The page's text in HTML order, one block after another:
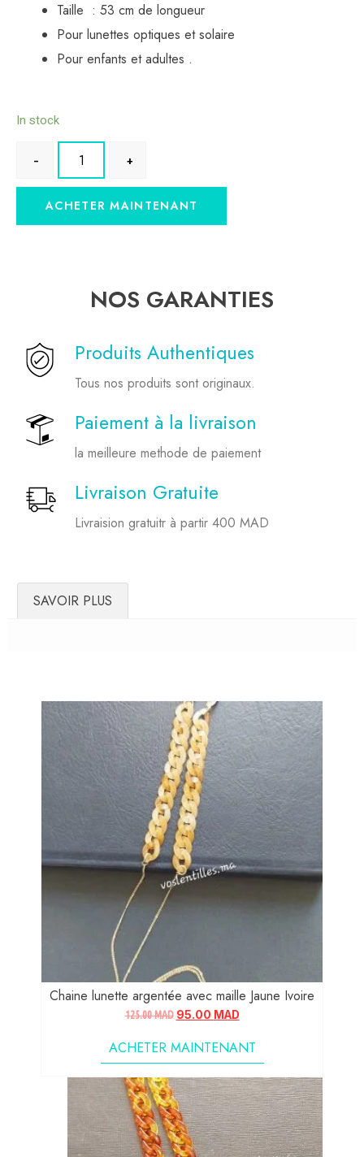
Taille : 53 cm de longueur
Pour lunettes optiques et solaire
Pour enfants et adultes .
In stock
ACHETER MAINTENANT
NOS GARANTIES
Produits Authentiques
Tous nos produits sont originaux.
Paiement à la livraison
la meilleure methode de paiement
Livraison Gratuite
Livraision gratuitr à partir 400 MAD
SAVOIR PLUS
Chaine lunette argentée avec maille Jaune Ivoire
125.00MAD 95.00 MAD
ACHETER MAINTENANT